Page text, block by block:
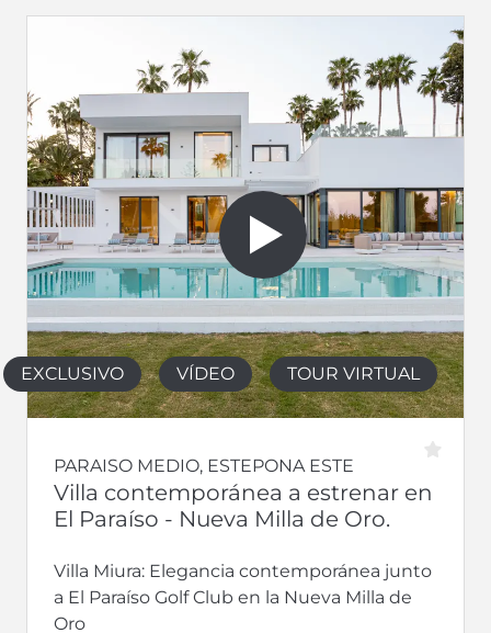
EXCLUSIVO VÍDEO TOUR VIRTUAL
PARAISO MEDIO, ESTEPONA ESTE
Villa contemporánea a estrenar en
El Paraíso - Nueva Milla de Oro.
Villa Miura: Elegancia contemporánea junto
a El Paraíso Golf Club en la Nueva Milla de
Oro